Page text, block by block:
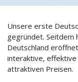
Unsere erste
gegründet. Seitdem
Deutschland
interaktive, effektive
attraktiven Preisen.